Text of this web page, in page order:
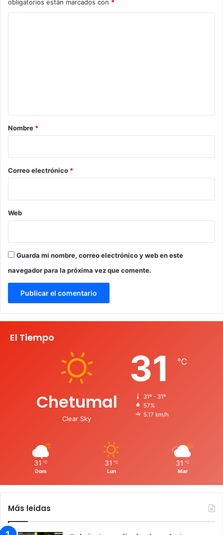
obligatorios están marcados con *
r
*
Nombre *
Correo electrónico *
Web
Guarda mi nombre, correo electrónico y web en este
navegador para la próxima vez que comente.
El Tiempo
Chetumal
Clear Sky
31 ℃
31º - 31º
57%
5.17 km/h
31 ℃
Dom
31 ℃
Lun
31 ℃
Mar
Más leidas